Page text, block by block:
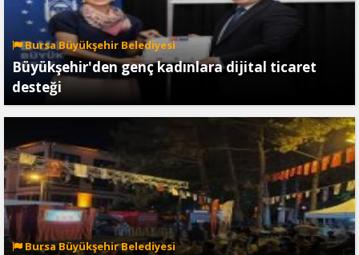
Bursa Büyükşehir Belediyesi
Büyükşehir'den genç kadınlara dijital ticaret
desteği
Bursa Büyükşehir Belediyesi